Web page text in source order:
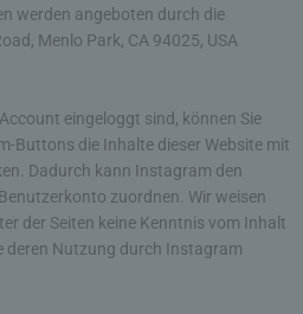
werden angeboten durch die
Menlo Park, CA 94025, USA
eingeloggt sind, können Sie
Buttons die Inhalte dieser Website mit
Dadurch kann Instagram den
zuordnen. Wir weisen
der Seiten keine Kenntnis vom Inhalt
deren Nutzung durch Instagram
können die Informationen
Internetseite im Sinne
bereits erwähnt, die
wiederzuerkennen.
ist es, den
unserer Internetseite zu
einer Internetseite, die
beispielsweise nicht bei
erneut seine